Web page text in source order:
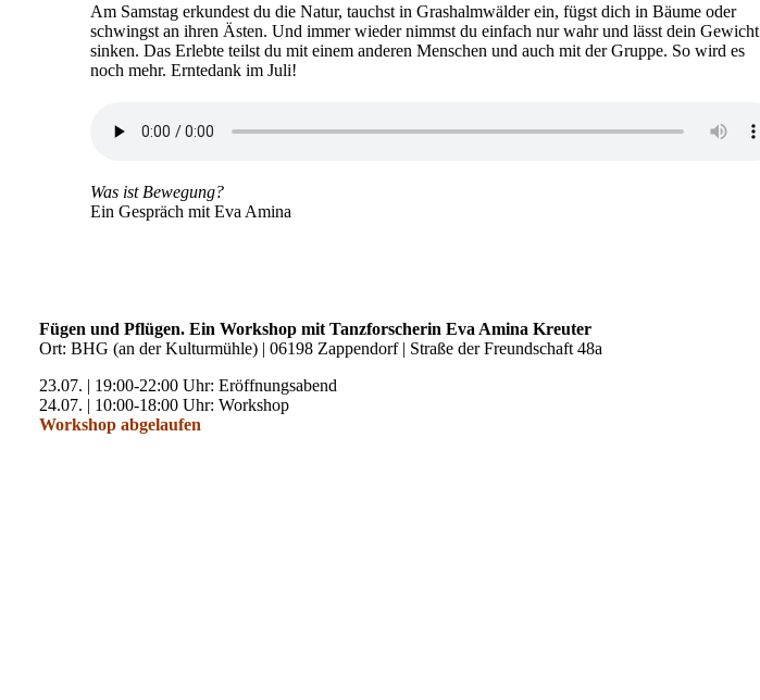
Am Samstag erkundest du die Natur, tauchst in Grashalmwälder ein, fügst dich in Bäume oder
schwingst an ihren Ästen. Und immer wieder nimmst du einfach nur wahr und lässt dein Gewicht
sinken. Das Erlebte teilst du mit einem anderen Menschen und auch mit der Gruppe. So wird es
noch mehr. Erntedank im Juli!
Was ist Bewegung?
Ein Gespräch mit Eva Amina
Fügen und Pflügen. Ein Workshop mit Tanzforscherin Eva Amina Kreuter
Ort: BHG (an der Kulturmühle) | 06198 Zappendorf | Straße der Freundschaft 48a
23.07. | 19:00-22:00 Uhr: Eröffnungsabend
24.07. | 10:00-18:00 Uhr: Workshop
Workshop abgelaufen